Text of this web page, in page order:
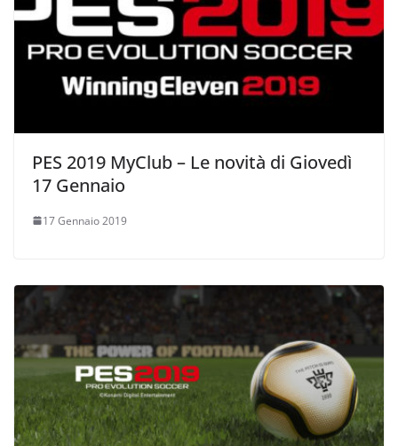
PES 2019 MyClub – Le novità di Giovedì
17 Gennaio
17 Gennaio 2019